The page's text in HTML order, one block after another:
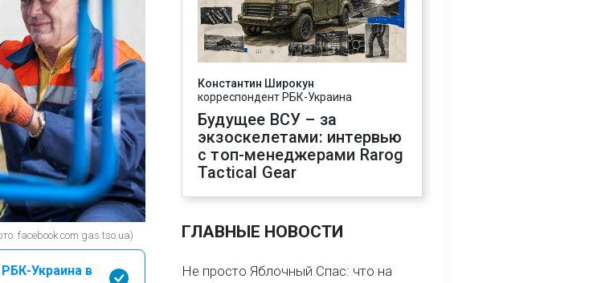
facebook.com gas.tso.ua)
РБК-Украина в
Константин Широкун
корреспондент РБК-Украина
Будущее ВСУ – за
экзоскелетами: интервью
с топ-менеджерами Rarog
Tactical Gear
ГЛАВНЫЕ НОВОСТИ
Не просто Яблочный Спас: что на